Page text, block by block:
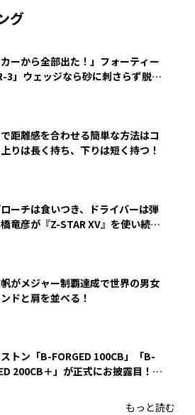
グ
カーから全部出た！」フォーティー
3」ウェッジなら砂に刺さらず脱出
距離感を合わせる簡単な方法はコ
りは長く持ち、下りは短く持つ！
ローチは食いつき、ドライバーは弾
竜彦が『Z-STAR XV』を使い続け
がメジャー制覇達成で世界の男女
ドと肩を並べる！
トン「B-FORGED 100CB」「B-
200CB＋」が正式にお披露目！
もっと読む